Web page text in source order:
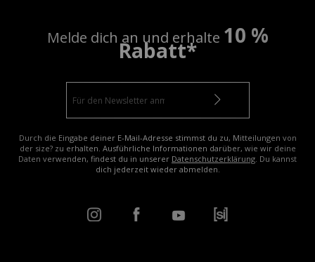
Melde dich an und erhalte 10 %
Rabatt*
Durch die Eingabe deiner E-Mail-Adresse stimmst du zu, Mitteilungen von
der size? zu erhalten. Ausführliche Informationen darüber, wie wir deine
Daten verwenden, findest du in unserer Datenschutzerklärung. Du kannst
dich jederzeit wieder abmelden.